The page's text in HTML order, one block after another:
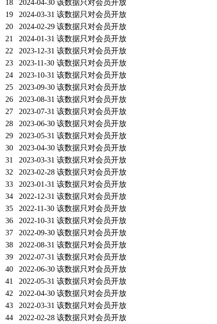
18
2024-04-30 该数据只对会员开放
19
2024-03-31 该数据只对会员开放
20
2024-02-29 该数据只对会员开放
21
2024-01-31 该数据只对会员开放
22
2023-12-31 该数据只对会员开放
23
2023-11-30 该数据只对会员开放
24
2023-10-31 该数据只对会员开放
25
2023-09-30 该数据只对会员开放
26
2023-08-31 该数据只对会员开放
27
2023-07-31 该数据只对会员开放
28
2023-06-30 该数据只对会员开放
29
2023-05-31 该数据只对会员开放
30
2023-04-30 该数据只对会员开放
31
2023-03-31 该数据只对会员开放
32
2023-02-28 该数据只对会员开放
33
2023-01-31 该数据只对会员开放
34
2022-12-31 该数据只对会员开放
35
2022-11-30 该数据只对会员开放
36
2022-10-31 该数据只对会员开放
37
2022-09-30 该数据只对会员开放
38
2022-08-31 该数据只对会员开放
39
2022-07-31 该数据只对会员开放
40
2022-06-30 该数据只对会员开放
41
2022-05-31 该数据只对会员开放
42
2022-04-30 该数据只对会员开放
43
2022-03-31 该数据只对会员开放
44
2022-02-28 该数据只对会员开放